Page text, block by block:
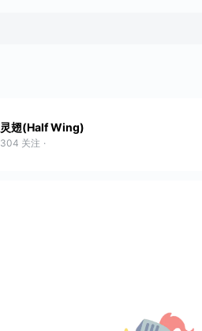
灵翅(Half Wing)
304 关注 ·